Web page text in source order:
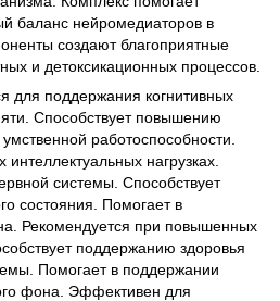
баланс нейромедиаторов в
создают благоприятные
и детоксикационных процессов.
для поддержания когнитивных
Способствует повышению
работоспособности.
нагрузках.
системы. Способствует
состояния. Помогает в
Рекомендуется при повышенных
поддержанию здоровья
Помогает в поддержании
фона. Эффективен для